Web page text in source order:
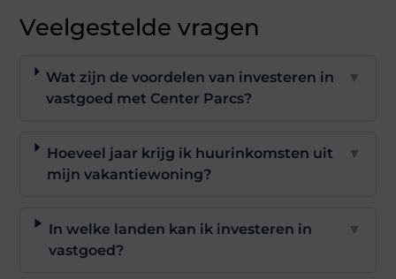
Veelgestelde vragen
Wat zijn de voordelen van investeren in
vastgoed met Center Parcs?
▼
Hoeveel jaar krijg ik huurinkomsten uit
mijn vakantiewoning?
▼
In welke landen kan ik investeren in
vastgoed?
▼